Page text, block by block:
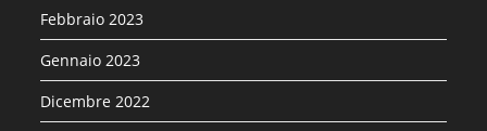
Febbraio 2023
Gennaio 2023
Dicembre 2022